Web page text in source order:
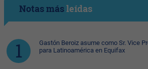
Notas másleídas
Gastón Beroiz asume como Sr. Vice
para Latinoamérica en Equifax